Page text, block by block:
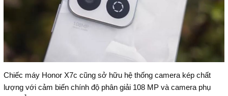
Chiếc máy Honor X7c cũng sở hữu hệ thống camera kép chất
lượng với cảm biến chính độ phân giải 108 MP và camera phụ